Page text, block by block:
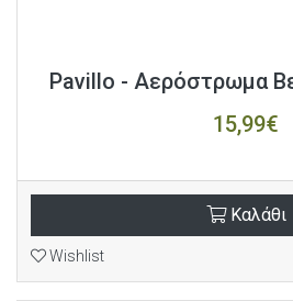
Pavillo - Αερόστρωμα
15,99€
Καλάθι
Wishlist